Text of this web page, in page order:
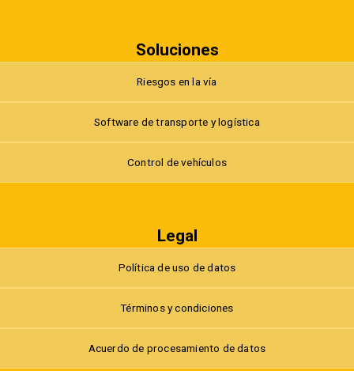
Soluciones
Riesgos en la vía
Software de transporte y logística
Control de vehículos
Legal
Política de uso de datos
Términos y condiciones
Acuerdo de procesamiento de datos